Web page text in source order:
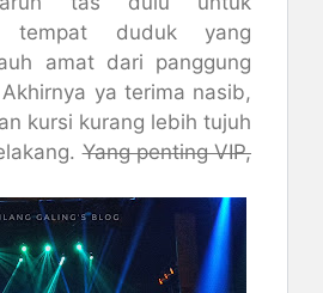
tempat duduk yang
amat dari panggung
ya terima nasib,
kursi kurang lebih tujuh
Yang penting VIP,